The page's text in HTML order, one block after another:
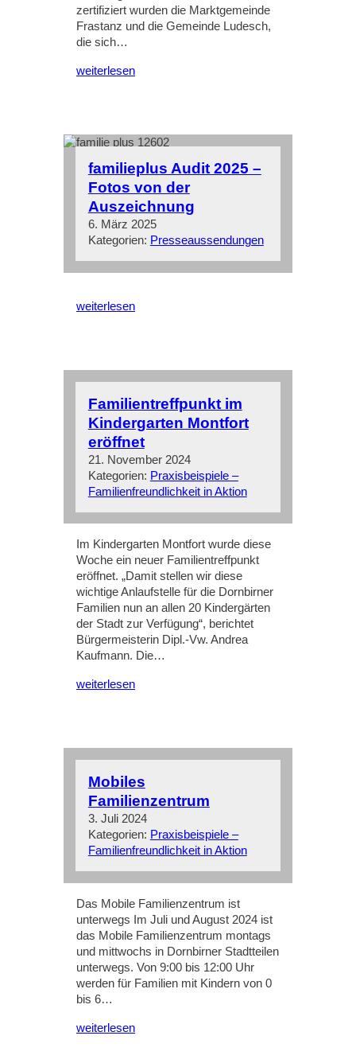
zertifiziert wurden die Marktgemeinde
Frastanz und die Gemeinde Ludesch,
die sich…
weiterlesen
familieplus Audit 2025 –
Fotos von der
Auszeichnung
6. März 2025
Kategorien: Presseaussendungen
weiterlesen
Familientreffpunkt im
Kindergarten Montfort
eröffnet
21. November 2024
Kategorien: Praxisbeispiele –
Familienfreundlichkeit in Aktion
Im Kindergarten Montfort wurde diese
Woche ein neuer Familientreffpunkt
eröffnet. „Damit stellen wir diese
wichtige Anlaufstelle für die Dornbirner
Familien nun an allen 20 Kindergärten
der Stadt zur Verfügung“, berichtet
Bürgermeisterin Dipl.-Vw. Andrea
Kaufmann. Die…
weiterlesen
Mobiles
Familienzentrum
3. Juli 2024
Kategorien: Praxisbeispiele –
Familienfreundlichkeit in Aktion
Das Mobile Familienzentrum ist
unterwegs Im Juli und August 2024 ist
das Mobile Familienzentrum montags
und mittwochs in Dornbirner Stadtteilen
unterwegs. Von 9:00 bis 12:00 Uhr
werden für Familien mit Kindern von 0
bis 6…
weiterlesen